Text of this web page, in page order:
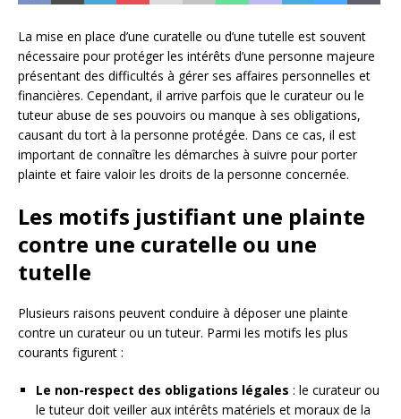
La mise en place d’une curatelle ou d’une tutelle est souvent
nécessaire pour protéger les intérêts d’une personne majeure
présentant des difficultés à gérer ses affaires personnelles et
financières. Cependant, il arrive parfois que le curateur ou le
tuteur abuse de ses pouvoirs ou manque à ses obligations,
causant du tort à la personne protégée. Dans ce cas, il est
important de connaître les démarches à suivre pour porter
plainte et faire valoir les droits de la personne concernée.
Les motifs justifiant une plainte
contre une curatelle ou une
tutelle
Plusieurs raisons peuvent conduire à déposer une plainte
contre un curateur ou un tuteur. Parmi les motifs les plus
courants figurent :
Le non-respect des obligations légales : le curateur ou
le tuteur doit veiller aux intérêts matériels et moraux de la